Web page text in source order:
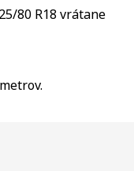
80 R18 vrátane